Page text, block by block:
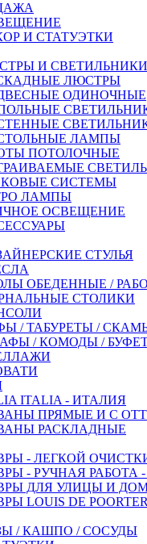
И СТАТУЭТКИ
И СВЕТИЛЬНИКИ
ЛЮСТРЫ
ОДИНОЧНЫЕ
ЛАМПЫ
ПОТОЛОЧНЫЕ
СИСТЕМЫ
ЛАМПЫ
ОСВЕЩЕНИЕ
СТУЛЬЯ
ОБЕДЕННЫЕ /
СТОЛИКИ
/ ТАБУРЕТЫ /
/ КОМОДЫ /
ITALIA - ИТАЛИЯ
ПРЯМЫЕ И С
РАСКЛАДНЫЕ
- ЛЕГКОЙ ОЧИСТКИ
- РУЧНАЯ РАБОТА -
ДЛЯ УЛИЦЫ И
LOUIS DE
/ КАШПО / СОСУДЫ